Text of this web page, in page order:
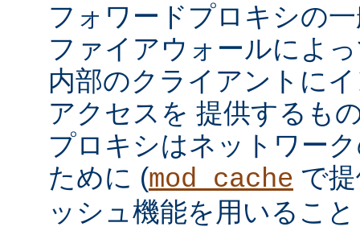
フォワードプロキシの
ファイアウォールによ
内部のクライアントに
アクセスを 提供するも
プロキシはネットワー
ために (mod_cache で
ッシュ機能を用いるこ